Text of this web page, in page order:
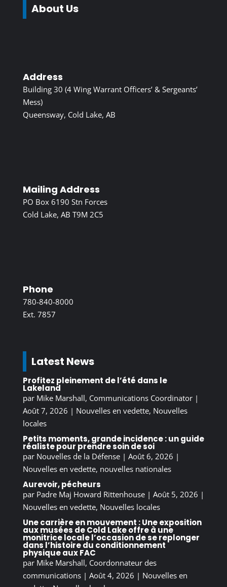
About Us
Address
Building 30 (4 Wing Warrant Officers’ & Sergeants’
Mess)
Queensway, Cold Lake, AB
Mailing Address
PO Box 6190 Stn Forces
Cold Lake, AB T9M 2C5
Phone
780-840-8000
Ext. 7857
Latest News
Profitez pleinement de l’été dans le
Lakeland
par Mike Marshall, Communications Coordinator|
Août 7, 2026 | Nouvelles en vedette, Nouvelles
locales
Petits moments, grande incidence : un guide
réaliste pour prendre soin de soi
par Nouvelles de la Défense| Août 6, 2026 |
Nouvelles en vedette, nouvelles nationales
Aurevoir, pécheurs
par Padre Maj Howard Rittenhouse| Août 5, 2026 |
Nouvelles en vedette, Nouvelles locales
Une carrière en mouvement : Une exposition
aux musées de Cold Lake offre à une
monitrice locale l’occasion de se replonger
dans l’histoire du conditionnement
physique aux FAC
par Mike Marshall, Coordonnateur des
communications| Août 4, 2026 | Nouvelles en